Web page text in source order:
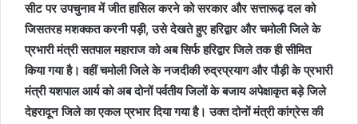
सीट पर उपचुनाव में जीत हासिल करने को सरकार और सत्तारूढ़ दल को
जिसतरह मशक्कत करनी पड़ी, उसे देखते हुए हरिद्वार और चमोली जिले के
प्रभारी मंत्री सतपाल महाराज को अब सिर्फ हरिद्वार जिले तक ही सीमित
किया गया है। वहीं चमोली जिले के नजदीकी रुद्रप्रयाग और पौड़ी के प्रभारी
मंत्री यशपाल आर्य को अब दोनों पर्वतीय जिलों के बजाय अपेक्षाकृत बड़े जिले
देहरादून जिले का एकल प्रभार दिया गया है। उक्त दोनों मंत्री कांग्रेस की